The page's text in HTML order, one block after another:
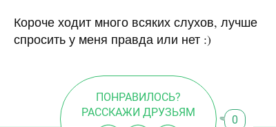
Короче ходит много всяких слухов, лучше
спросить у меня правда или нет :)
ПОНРАВИЛОСЬ?
РАССКАЖИ ДРУЗЬЯМ
0